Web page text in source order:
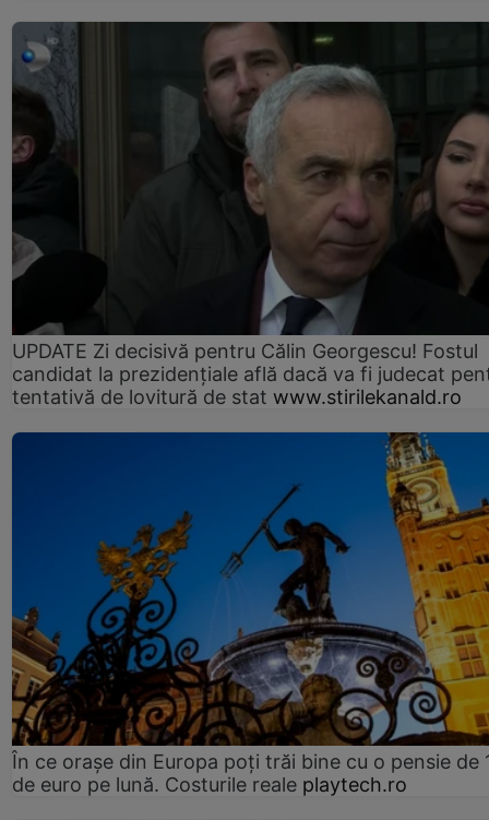
UPDATE Zi decisivă pentru Călin Georgescu! Fostul
candidat la prezidențiale află dacă va fi judecat
tentativă de lovitură de stat www.stirilekanald.ro
În ce orașe din Europa poți trăi bine cu o pensie de
de euro pe lună. Costurile reale playtech.ro